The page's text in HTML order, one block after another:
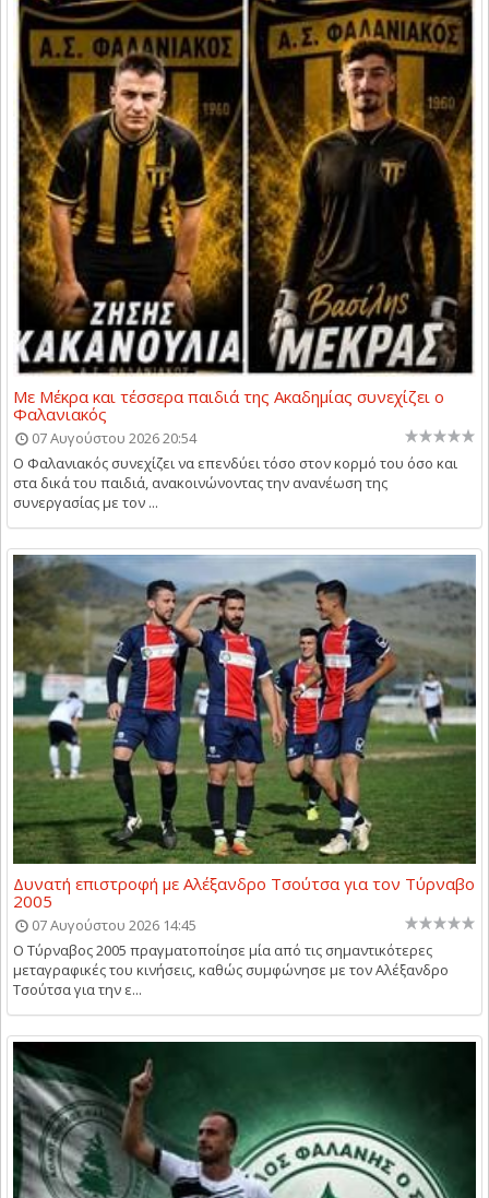
Με Μέκρα και τέσσερα παιδιά της Ακαδημίας συνεχίζει ο
Φαλανιακός
07 Αυγούστου 2026 20:54
Ο Φαλανιακός συνεχίζει να επενδύει τόσο στον κορμό του όσο και
στα δικά του παιδιά, ανακοινώνοντας την ανανέωση της
συνεργασίας με τον ...
Δυνατή επιστροφή με Αλέξανδρο Τσούτσα για τον Τύρναβο
2005
07 Αυγούστου 2026 14:45
Ο Τύρναβος 2005 πραγματοποίησε μία από τις σημαντικότερες
μεταγραφικές του κινήσεις, καθώς συμφώνησε με τον Αλέξανδρο
Τσούτσα για την ε...